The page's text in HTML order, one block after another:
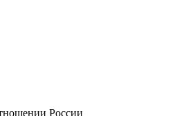
России